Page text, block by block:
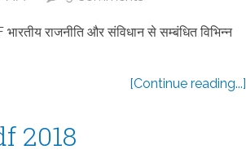
राजनीति और संविधान से सम्बंधित विभिन्न
[Continue reading...]
2018